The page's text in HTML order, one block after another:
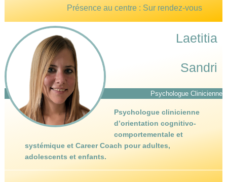
Présence au centre : Sur rendez-vous
Laetitia
Sandri
Psychologue Clinicienne
Psychologue clinicienne
d’orientation cognitivo-
comportementale et
systémique et Career Coach pour adultes,
adolescents et enfants.